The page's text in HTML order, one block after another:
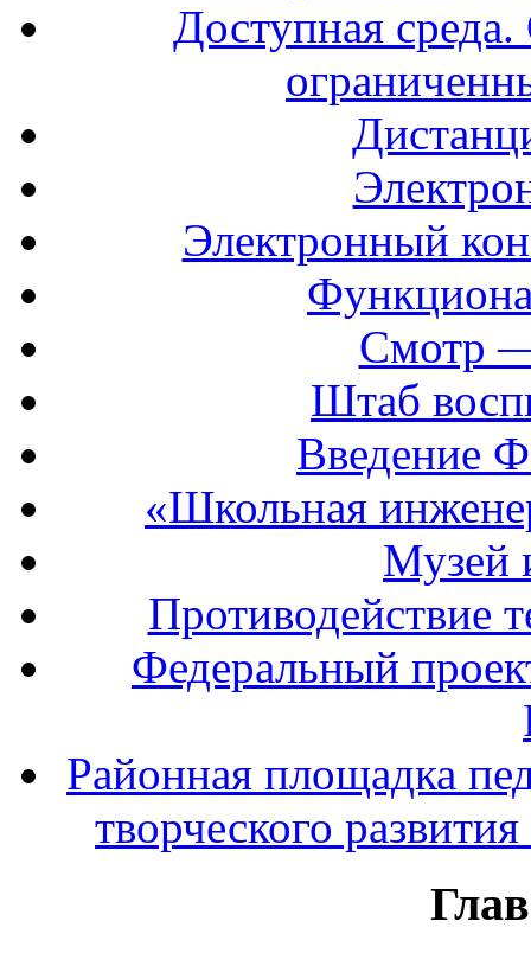
Доступная
Электронный
Смотр
Штаб
Введение
«Школьная
Музей
Противодействие
Федеральный
Районная площадка
творческого